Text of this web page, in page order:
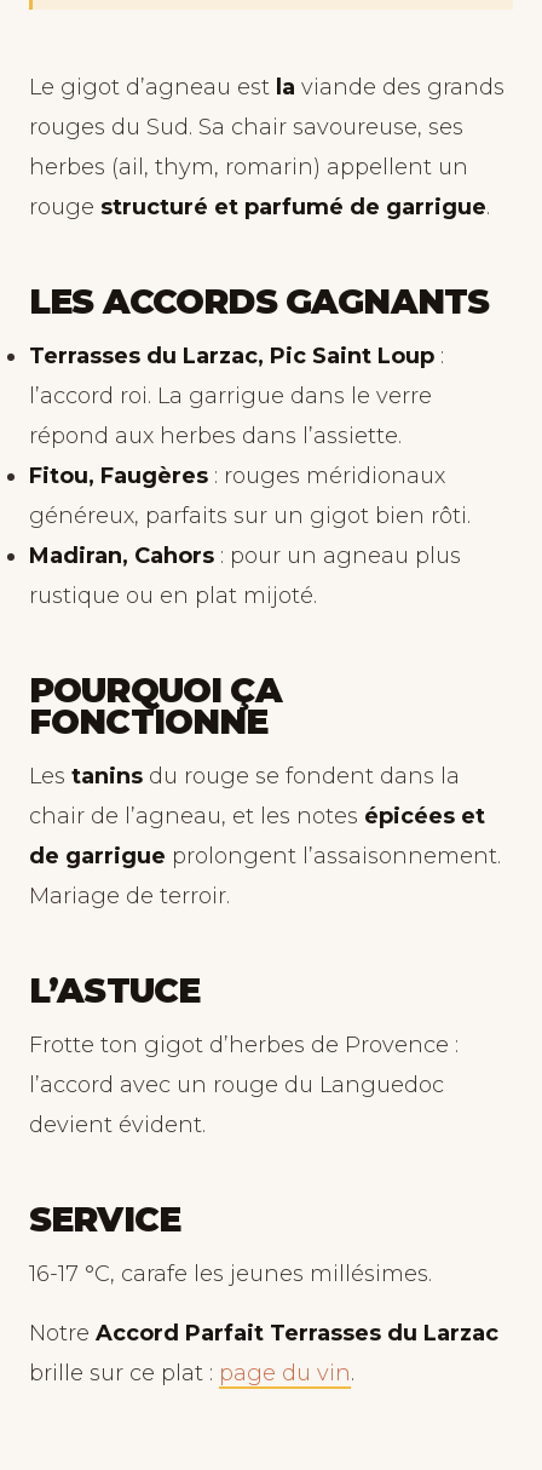
Le gigot d’agneau est la viande des grands
rouges du Sud. Sa chair savoureuse, ses
herbes (ail, thym, romarin) appellent un
rouge structuré et parfumé de garrigue.
LES ACCORDS GAGNANTS
Terrasses du Larzac, Pic Saint Loup :
l’accord roi. La garrigue dans le verre
répond aux herbes dans l’assiette.
Fitou, Faugères : rouges méridionaux
généreux, parfaits sur un gigot bien rôti.
Madiran, Cahors : pour un agneau plus
rustique ou en plat mijoté.
POURQUOI ÇA
FONCTIONNE
Les tanins du rouge se fondent dans la
chair de l’agneau, et les notes épicées et
de garrigue prolongent l’assaisonnement.
Mariage de terroir.
L’ASTUCE
Frotte ton gigot d’herbes de Provence :
l’accord avec un rouge du Languedoc
devient évident.
SERVICE
16-17 °C, carafe les jeunes millésimes.
Notre Accord Parfait Terrasses du Larzac
brille sur ce plat : page du vin.